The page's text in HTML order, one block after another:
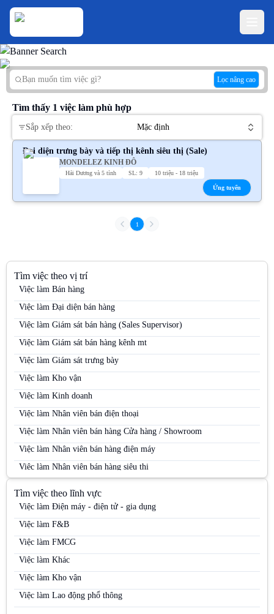
Lọc nâng cao
Tìm thấy 1 việc làm phù hợp
Sắp xếp theo: Mặc định
Đại diện trưng bày và tiếp thị kênh siêu thị (Sale)
MONDELEZ KINH ĐÔ
Hải Dương và 5 tỉnh SL: 9 10 triệu - 18 triệu
Ứng tuyển
1
Tìm việc theo vị trí
Việc làm Bán hàng
Việc làm Đại diện bán hàng
Việc làm Giám sát bán hàng (Sales Supervisor)
Việc làm Giám sát bán hàng kênh mt
Việc làm Giám sát trưng bày
Việc làm Kho vận
Việc làm Kinh doanh
Việc làm Nhân viên bán điện thoại
Việc làm Nhân viên bán hàng Cửa hàng / Showroom
Việc làm Nhân viên bán hàng điện máy
Việc làm Nhân viên bán hàng siêu thị
Việc làm Nhân viên bán hàng trung tâm thương mại
Việc làm Nhân viên kinh doanh
Việc làm Nhân viên kinh doanh điện máy
Việc làm Nhân viên kinh doanh hàng tiêu dùng
Việc làm Nhân viên kinh doanh kênh MT
Việc làm Nhân viên kinh doanh mỹ phẩm
Việc làm Nhân viên kinh doanh thị trường
Tìm việc theo lĩnh vực
Việc làm Điện máy - điện tử - gia dụng
Việc làm F&B
Việc làm FMCG
Việc làm Khác
Việc làm Kho vận
Việc làm Lao động phổ thông